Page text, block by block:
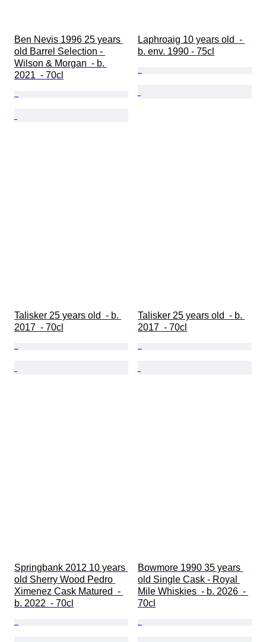
Ben Nevis 1996 25 years
old Barrel Selection -
Wilson & Morgan  - b.
2021  - 70cl
Laphroaig 10 years old  -
b. env. 1990 - 75cl
Talisker 25 years old  - b.
2017  - 70cl
Talisker 25 years old  - b.
2017  - 70cl
Springbank 2012 10 years
old Sherry Wood Pedro
Ximenez Cask Matured  -
b. 2022  - 70cl
Bowmore 1990 35 years
old Single Cask - Royal
Mile Whiskies  - b. 2026  -
70cl